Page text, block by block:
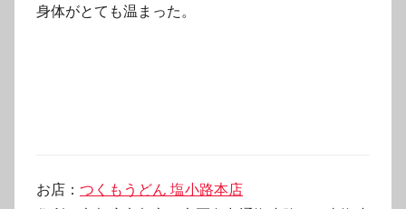
身体がとても温まった。
お店： つくもうどん 塩小路本店